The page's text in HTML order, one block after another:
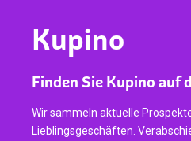
Kupino
Finden Sie Kupino auf
Wir sammeln aktuelle
Lieblingsgeschäften.